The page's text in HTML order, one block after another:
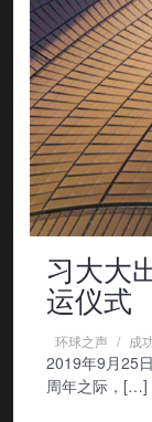
习大大
运仪式
环球之声 成
2019年9月25
周年之际，[…]